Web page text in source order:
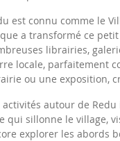
est connu comme le
a transformé ce
librairies,
locale, parfaitement
ou une exposition,
activités autour de
qui sillonne le village,
explorer les abords